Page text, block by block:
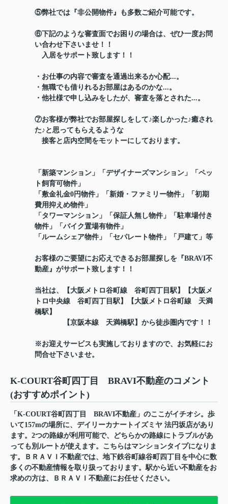
⑤弊社では『非公開物件』も多数ご紹介可能です。
⑥下記のような審査面でお困りの場合は、ぜひ一度お問
い合わせ下さいませ！！
入居をサポート致します！！
・お仕事の内容で審査を通過出来るか心配...。
・無職でも借りれるお部屋はあるのかな...。
・他社様で申し込みをしたが、審査を落とされた...。
⑦お客様が弊社でお部屋探しをして♪楽しかった♪癒され
た♪と思ってもらえるような
接客と店内空間をモットーにしております。
「新築マンション」「デザイナーズマンション」「ペッ
ト飼育可物件」
「敷金礼金0円物件」「新婚・ファミリー物件」「初期
費用抑えめ物件」
「タワーマンション」「保証人無し物件」「駐車場付き
物件」「バイク置場有物件」
「ルームシェア物件」「セパレート物件」「戸建て」等
お客様のご要望にお応えできるお部屋探しを『BRAVI不
動産』がサポート致します！！
当社は、【大阪メトロ谷町線 谷町四丁目駅】【大阪メ
トロ中央線 谷町四丁目駅】【大阪メトロ谷町線 天満
橋駅】
【京阪本線 天満橋駅】から徒歩圏内です！！
※お迎えサービスも実施しておりますので、お気軽にお
問合せ下さいませ。
K-COURT谷町四丁目 BRAVI不動産のコメント
(おすすめポイント)
「K-COURT谷町四丁目 BRAVI不動産」のここがイチオシ。歩
いて157mの場所に、デイリーカナートイズミヤ 法円坂店があり
ます。2つの路線が利用可能で、どちらかの路線にトラブルがあ
っても別ルートが使えます。こちらはマンションタイプになりま
す。ＢＲＡＶＩ不動産では、地下鉄谷町線谷町四丁目を中心に数
多くの不動産情報を取り扱っております。駅から近い不動産をお
求めの方は、ＢＲＡＶＩ不動産にお任せください。